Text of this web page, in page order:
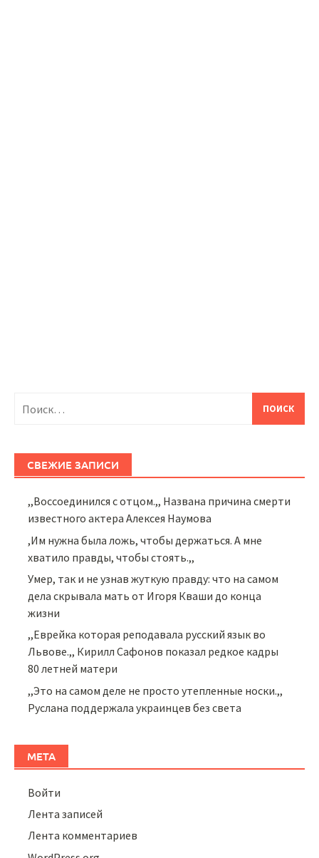
СВЕЖИЕ ЗАПИСИ
,,Воссоединился с отцом.,, Названа причина смерти
известного актера Алексея Наумова
,Им нужна была ложь, чтобы держаться. А мне
хватило правды, чтобы стоять.,,
Умер, так и не узнав жуткую правду: что на самом
дела скрывала мать от Игоря Кваши до конца
жизни
,,Еврейка которая реподавала русский язык во
Львове.,, Кирилл Сафонов показал редкое кадры
80 летней матери
,,Это на самом деле не просто утепленные носки.,,
Руслана поддержала украинцев без света
МЕТА
Войти
Лента записей
Лента комментариев